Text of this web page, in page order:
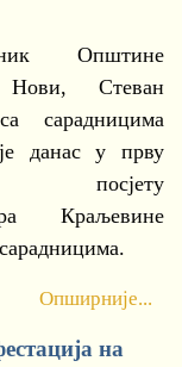
Општине
Нови, Стеван
сарадницима
данас у прву
посјету
Краљевине
Опширније...
на